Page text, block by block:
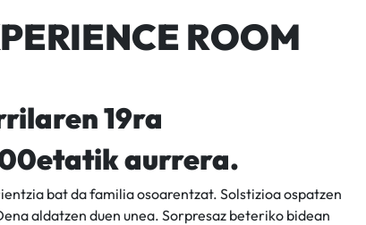
ROOM
19ra
aurrera.
bat da familia osoarentzat. Solstizioa ospatzen
aldatzen duen unea. Sorpresaz beteriko bidean